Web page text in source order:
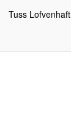
Tuss Lofvenhaft